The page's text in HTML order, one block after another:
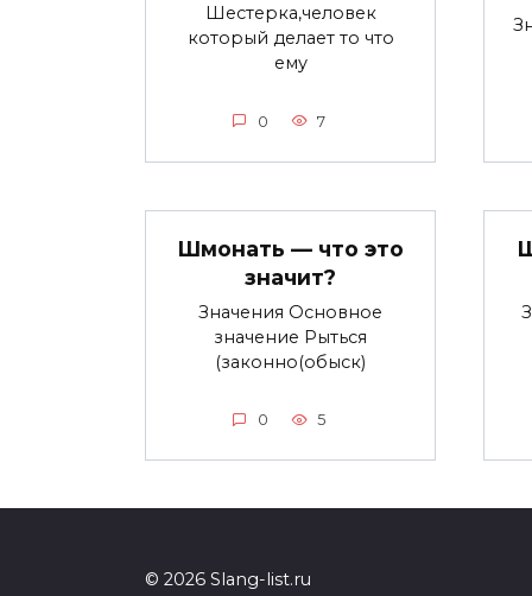
Шестерка,человек
который делает то что
ему
0 7
Шмонать — что это
значит?
Значения Основное
значение Рыться
(законно(обыск)
0 5
© 2026 Slang-list.ru